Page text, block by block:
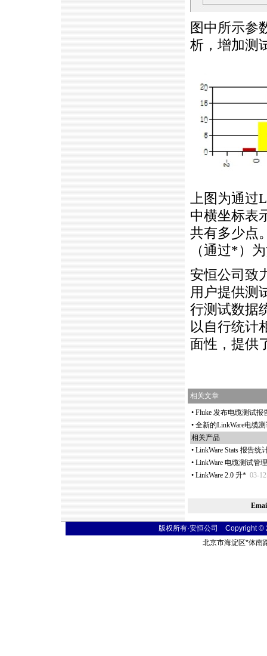
图中所示参
析，增加测
上图为通过
中横坐标表
共有多少点
（通过*）
安恒公司致
用户提供测
行测试数据
以自行统计
面性，提供
相关文章
• Fluke 发布电缆测试报
• 全新的LinkWare电缆
相关产品
• LinkWare Stats 报告统
• LinkWare 电缆测试管
• LinkWare 2.0 升* 03-
版权所有·安恒公司 Copyright
北京市海淀区*体南